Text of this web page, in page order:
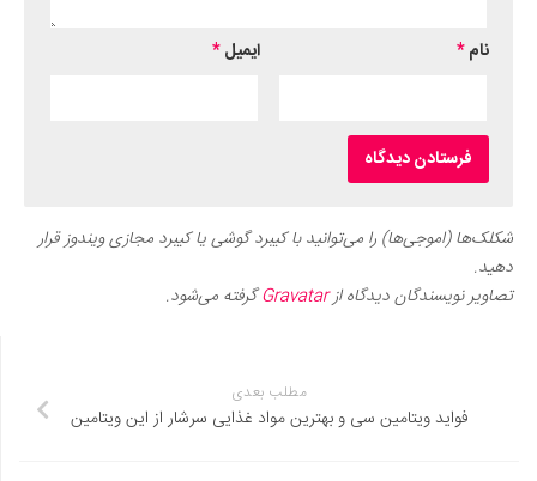
نام* ایمیل*
شکلک‌ها (اموجی‌ها) را می‌توانید با کیبرد گوشی یا کیبرد مجازی ویندوز قرار
دهید.
تصاویر نویسندگان دیدگاه ازGravatarگرفته می‌شود.
مطلب بعدی
فواید ویتامین سی و بهترین مواد غذایی سرشار از این ویتامین